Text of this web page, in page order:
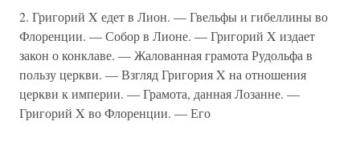
2. Григорий X едет в Лион. — Гвельфы и гибеллины во
Флоренции. — Собор в Лионе. — Григорий X издает
закон о конклаве. — Жалованная грамота Рудольфа в
пользу церкви. — Взгляд Григория X на отношения
церкви к империи. — Грамота, данная Лозанне. —
Григорий X во Флоренции. — Его